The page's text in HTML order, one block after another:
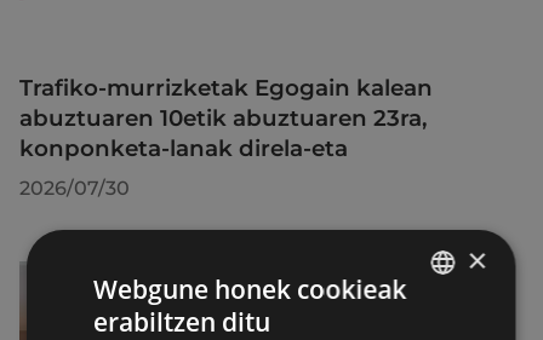
Trafiko-murrizketak Egogain kalean
abuztuaren 10etik abuztuaren 23ra,
konponketa-lanak direla-eta
2026/07/30
×
Webgune honek cookieak
erabiltzen ditu